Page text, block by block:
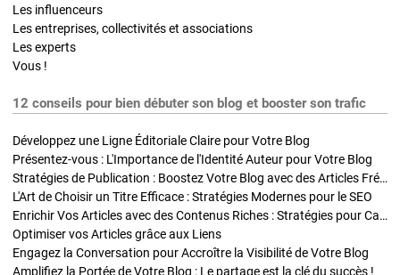
Les influenceurs
Les entreprises, collectivités et associations
Les experts
Vous !
12 conseils pour bien débuter son blog et booster son trafic
Développez une Ligne Éditoriale Claire pour Votre Blog
Présentez-vous : L'Importance de l'Identité Auteur pour Votre Blog
Stratégies de Publication : Boostez Votre Blog avec des Articles Fréquents et Exclusifs
L'Art de Choisir un Titre Efficace : Stratégies Modernes pour le SEO
Enrichir Vos Articles avec des Contenus Riches : Stratégies pour Captiver et Optimiser
Optimiser vos Articles grâce aux Liens
Engagez la Conversation pour Accroître la Visibilité de Votre Blog
Amplifiez la Portée de Votre Blog : Le partage est la clé du succès !